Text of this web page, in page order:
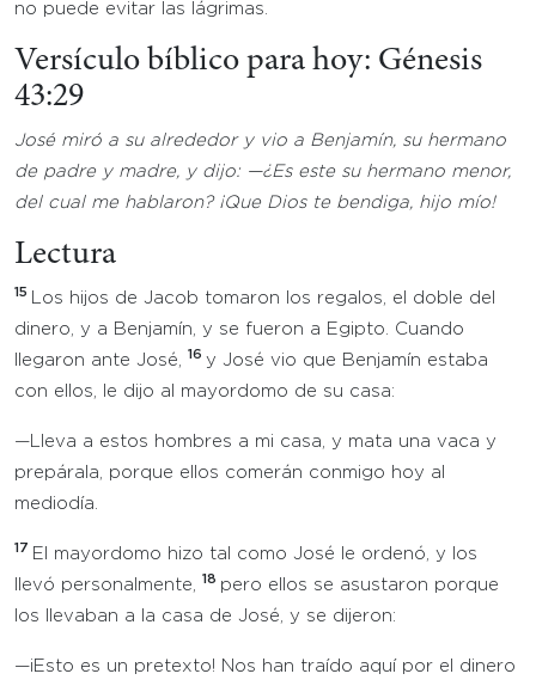
no puede evitar las lágrimas.
Versículo bíblico para hoy: Génesis
43:29
José miró a su alrededor y vio a Benjamín, su hermano
de padre y madre, y dijo: —¿Es este su hermano menor,
del cual me hablaron? ¡Que Dios te bendiga, hijo mío!
Lectura
15
Los hijos de Jacob tomaron los regalos, el doble del
dinero, y a Benjamín, y se fueron a Egipto. Cuando
llegaron ante José,
16 y José vio que Benjamín estaba
con ellos, le dijo al mayordomo de su casa:
—Lleva a estos hombres a mi casa, y mata una vaca y
prepárala, porque ellos comerán conmigo hoy al
mediodía.
17 El mayordomo hizo tal como José le ordenó, y los
llevó personalmente,
18 pero ellos se asustaron porque
los llevaban a la casa de José, y se dijeron:
—¡Esto es un pretexto! Nos han traído aquí por el dinero